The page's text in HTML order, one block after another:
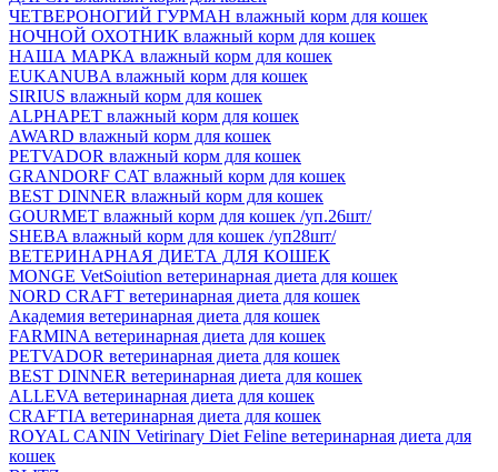
ЧЕТВЕРОНОГИЙ ГУРМАН влажный корм для кошек
НОЧНОЙ ОХОТНИК влажный корм для кошек
НАША МАРКА влажный корм для кошек
EUKANUBA влажный корм для кошек
SIRIUS влажный корм для кошек
ALPHAPET влажный корм для кошек
AWARD влажный корм для кошек
PETVADOR влажный корм для кошек
GRANDORF CAT влажный корм для кошек
BEST DINNER влажный корм для кошек
GOURMET влажный корм для кошек /уп.26шт/
SHEBA влажный корм для кошек /уп28шт/
ВЕТЕРИНАРНАЯ ДИЕТА ДЛЯ КОШЕК
MONGE VetSoiution ветеринарная диета для кошек
NORD CRAFT ветеринарная диета для кошек
Академия ветеринарная диета для кошек
FARMINA ветеринарная диета для кошек
PETVADOR ветеринарная диета для кошек
BEST DINNER ветеринарная диета для кошек
ALLEVA ветеринарная диета для кошек
CRAFTIA ветеринарная диета для кошек
ROYAL CANIN Vetirinary Diet Feline ветеринарная диета для
кошек